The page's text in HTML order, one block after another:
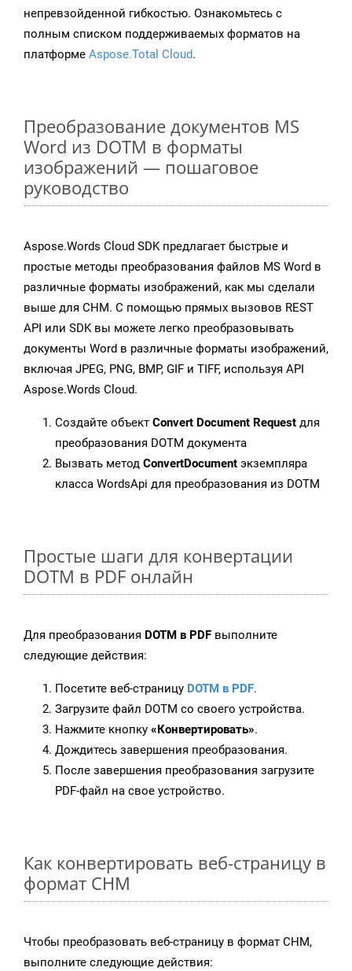
непревзойденной гибкостью. Ознакомьтесь с
полным списком поддерживаемых форматов на
платформе Aspose.Total Cloud.
Преобразование документов MS
Word из DOTM в форматы
изображений — пошаговое
руководство
Aspose.Words Cloud SDK предлагает быстрые и
простые методы преобразования файлов MS Word в
различные форматы изображений, как мы сделали
выше для CHM. С помощью прямых вызовов REST
API или SDK вы можете легко преобразовывать
документы Word в различные форматы изображений,
включая JPEG, PNG, BMP, GIF и TIFF, используя API
Aspose.Words Cloud.
Создайте объект Convert Document Request для
преобразования DOTM документа
Вызвать метод ConvertDocument экземпляра
класса WordsApi для преобразования из DOTM
Простые шаги для конвертации
DOTM в PDF онлайн
Для преобразования DOTM в PDF выполните
следующие действия:
Посетите веб-страницу DOTM в PDF.
Загрузите файл DOTM со своего устройства.
Нажмите кнопку «Конвертировать».
Дождитесь завершения преобразования.
После завершения преобразования загрузите
PDF-файл на свое устройство.
Как конвертировать веб-страницу в
формат CHM
Чтобы преобразовать веб-страницу в формат CHM,
выполните следующие действия: